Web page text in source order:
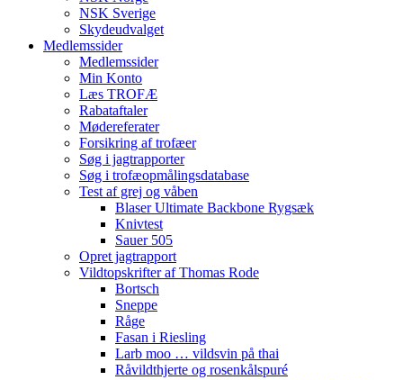
NSK Sverige
Skydeudvalget
Medlemssider
Medlemssider
Min Konto
Læs TROFÆ
Rabataftaler
Mødereferater
Forsikring af trofæer
Søg i jagtrapporter
Søg i trofæopmålingsdatabase
Test af grej og våben
Blaser Ultimate Backbone Rygsæk
Knivtest
Sauer 505
Opret jagtrapport
Vildtopskrifter af Thomas Rode
Bortsch
Sneppe
Råge
Fasan i Riesling
Larb moo … vildsvin på thai
Råvildthjerte og rosenkålspuré